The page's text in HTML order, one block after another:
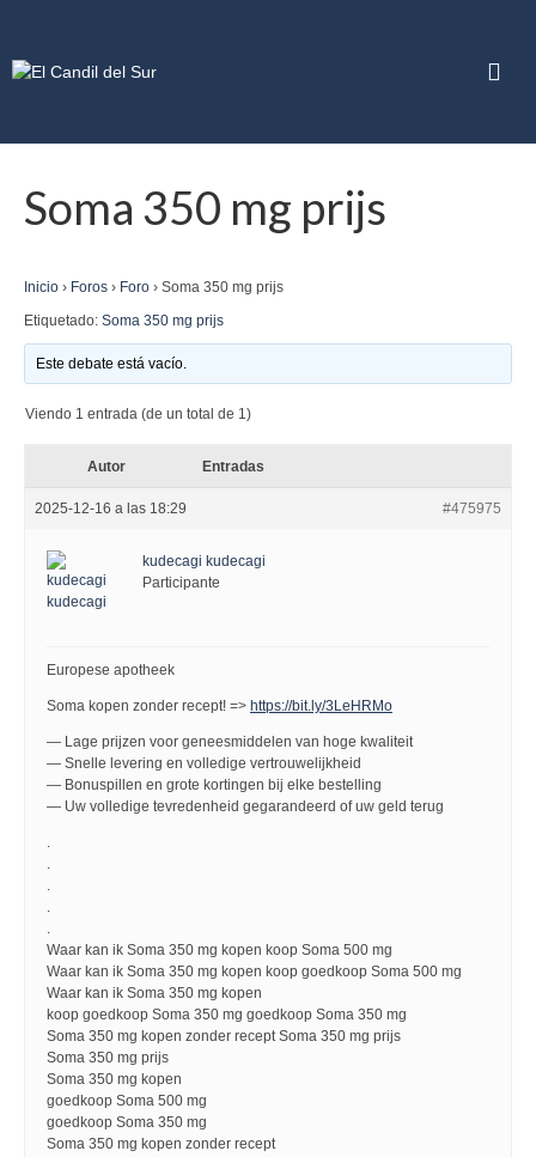
Soma 350 mg prijs
Inicio › Foros › Foro › Soma 350 mg prijs
Etiquetado: Soma 350 mg prijs
Este debate está vacío.
Viendo 1 entrada (de un total de 1)
Autor Entradas
2025-12-16 a las 18:29 #475975
kudecagi kudecagi
Participante
Europese apotheek
Soma kopen zonder recept! => https://bit.ly/3LeHRMo
— Lage prijzen voor geneesmiddelen van hoge kwaliteit
— Snelle levering en volledige vertrouwelijkheid
— Bonuspillen en grote kortingen bij elke bestelling
— Uw volledige tevredenheid gegarandeerd of uw geld terug
.
.
.
.
.
Waar kan ik Soma 350 mg kopen koop Soma 500 mg
Waar kan ik Soma 350 mg kopen koop goedkoop Soma 500 mg
Waar kan ik Soma 350 mg kopen
koop goedkoop Soma 350 mg goedkoop Soma 350 mg
Soma 350 mg kopen zonder recept Soma 350 mg prijs
Soma 350 mg prijs
Soma 350 mg kopen
goedkoop Soma 500 mg
goedkoop Soma 350 mg
Soma 350 mg kopen zonder recept